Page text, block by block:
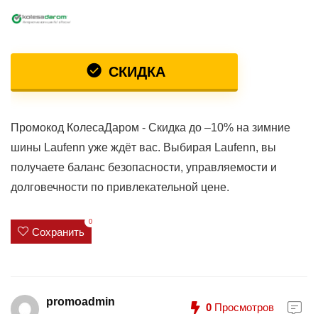
СКИДКА
Промокод КолесаДаром - Скидка до –10% на зимние
шины Laufenn уже ждёт вас. Выбирая Laufenn, вы
получаете баланс безопасности, управляемости и
долговечности по привлекательной цене.
Сохранить
0
promoadmin 0 Просмотров